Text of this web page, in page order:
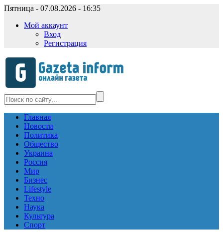
Пятница - 07.08.2026 - 16:35
Мой аккаунт
Вход
Регистрация
Главная
Новости
Политика
Общество
Украина
Россия
Мир
Бизнес
Lifestyle
Техно
Наука
Культура
Спорт